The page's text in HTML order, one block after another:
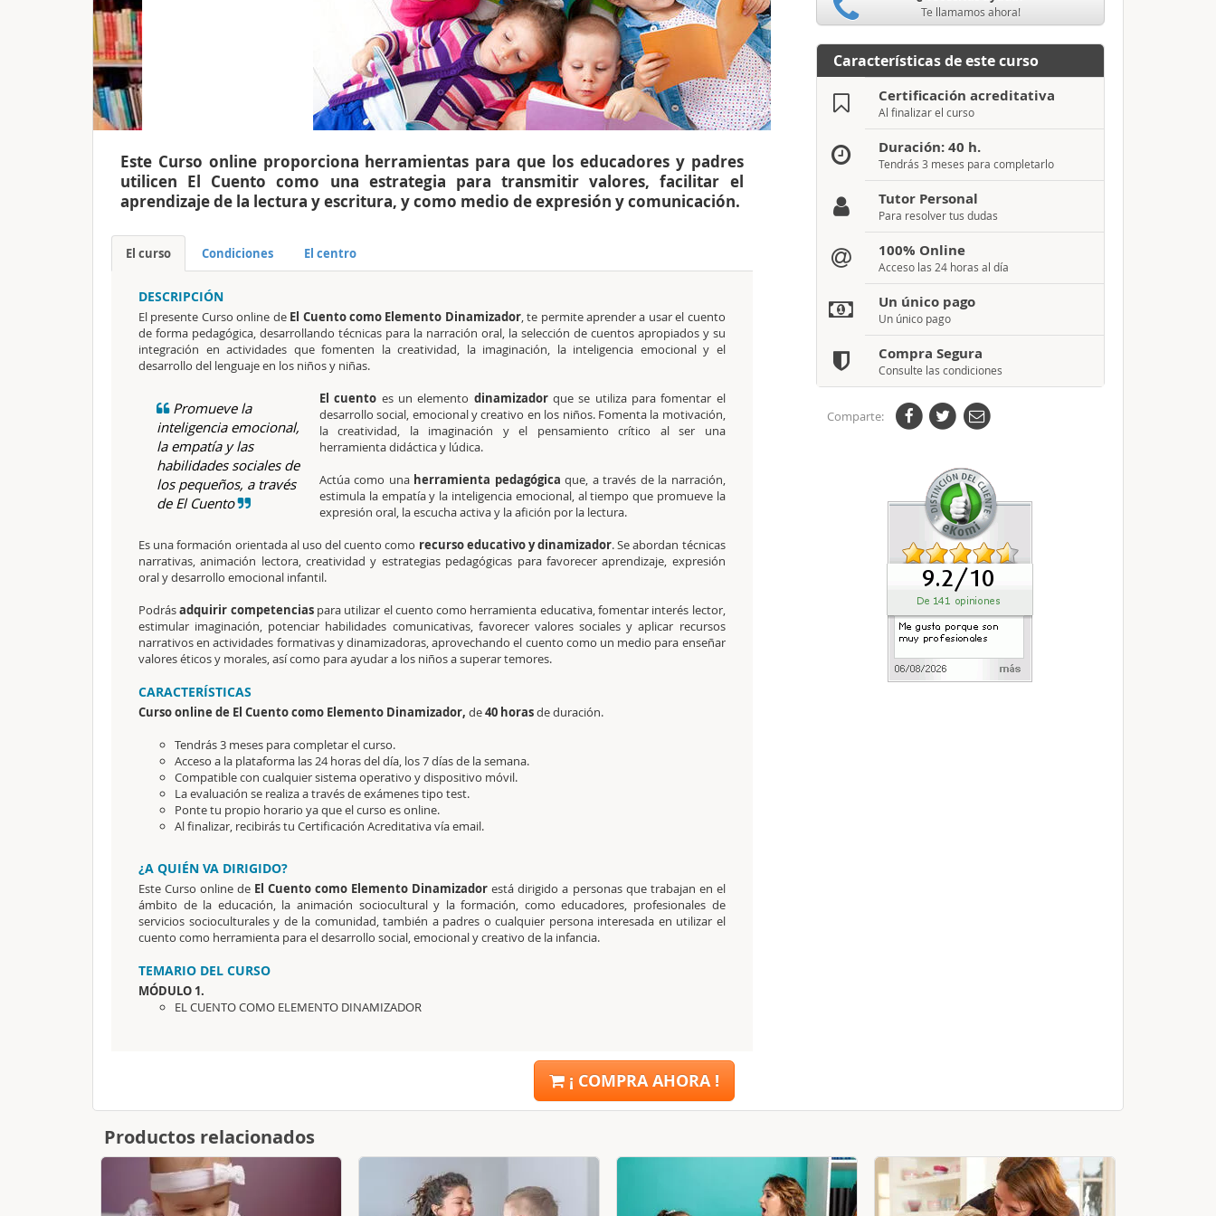
Este Curso online proporciona herramientas para que los educadores y padres
utilicen El Cuento como una estrategia para transmitir valores, facilitar el
aprendizaje de la lectura y escritura, y como medio de expresión y comunicación.
El curso Condiciones El centro
DESCRIPCIÓN
El presente Curso online de El Cuento como Elemento Dinamizador, te permite aprender a usar el cuento
de forma pedagógica, desarrollando técnicas para la narración oral, la selección de cuentos apropiados y su
integración en actividades que fomenten la creatividad, la imaginación, la inteligencia emocional y el
desarrollo del lenguaje en los niños y niñas.
Promueve la
inteligencia emocional,
la empatía y las
habilidades sociales de
los pequeños, a través
de El Cuento
El cuento es un elemento dinamizadorque se utiliza para fomentar el
desarrollo social, emocional y creativo en los niños. Fomenta la motivación,
la creatividad, la imaginación y el pensamiento crítico al ser una
herramienta didáctica y lúdica.
Actúa como una herramienta pedagógica que, a través de la narración,
estimula la empatía y la inteligencia emocional, al tiempo que promueve la
expresión oral, la escucha activa y la afición por la lectura.
Es una formación orientada al uso del cuento como recurso educativo y dinamizador. Se abordan técnicas
narrativas, animación lectora, creatividad y estrategias pedagógicas para favorecer aprendizaje, expresión
oral y desarrollo emocional infantil.
Podrásadquirir competenciaspara utilizar el cuento como herramienta educativa, fomentar interés lector,
estimular imaginación, potenciar habilidades comunicativas, favorecer valores sociales y aplicar recursos
narrativos en actividades formativas y dinamizadoras, aprovechando el cuento como un medio para enseñar
valores éticos y morales, así como para ayudar a los niños a superar temores.
CARACTERÍSTICAS
Curso online de El Cuento como Elemento Dinamizador, de40 horasde duración.
Tendrás 3 meses para completar el curso.
Acceso a la plataforma las 24 horas del día, los 7 días de la semana.
Compatible con cualquier sistema operativo y dispositivo móvil.
La evaluación se realiza a través de exámenes tipo test.
Ponte tu propio horario ya que el curso es online.
Al finalizar, recibirás tu Certificación Acreditativavía email.
¿A QUIÉN VA DIRIGIDO?
Este Curso online de El Cuento como Elemento Dinamizador está dirigido a personas que trabajan en el
ámbito de la educación, la animación sociocultural y la formación, como educadores, profesionales de
servicios socioculturales y de la comunidad, también a padres o cualquier persona interesada en utilizar el
cuento como herramienta para el desarrollo social, emocional y creativo de la infancia.
TEMARIO DEL CURSO
MÓDULO 1.
EL CUENTO COMO ELEMENTO DINAMIZADOR
¡ COMPRA AHORA !
Te llamamos ahora!
Características de este curso
Certificación acreditativa
Al finalizar el curso
Duración: 40 h.
Tendrás 3 meses para completarlo
Tutor Personal
Para resolver tus dudas
100% Online
Acceso las 24 horas al día
Un único pago
Un único pago
Compra Segura
Consulte las condiciones
Comparte:
Productos relacionados